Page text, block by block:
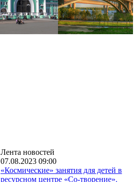
Лента новостей
07.08.2023 09:00
«Космические» занятия для детей в
ресурсном центре «Со-творение».